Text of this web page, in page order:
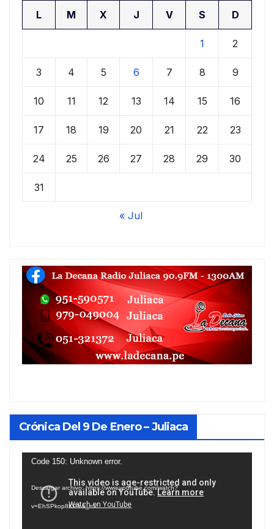
L M X J V S D
1 2
3 4 5 6 7 8 9
10 11 12 13 14 15 16
17 18 19 20 21 22 23
24 25 26 27 28 29 30
31
« Jul
Crónica Del 9 De Enero – Juliaca
Reproductor
vídeo
Code 150: Unknown error.
Descargar archivo: https://www.youtube.com/watch?
v=EhSPkop8KPY&_=1